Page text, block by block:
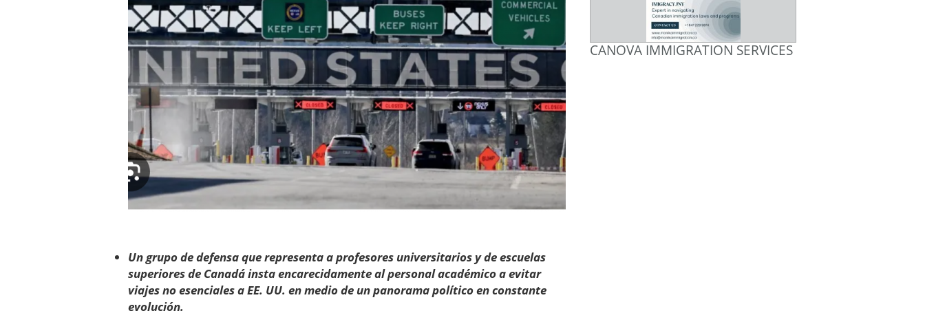
Un grupo de defensa que representa a profesores universitarios y de escuelas
superiores de Canadá insta encarecidamente al personal académico a evitar
viajes no esenciales a EE. UU. en medio de un panorama político en constante
evolución.
CANOVA IMMIGRATION SERVICES